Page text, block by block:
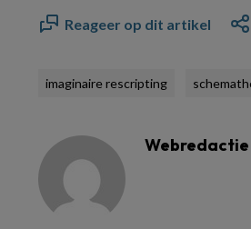
Reageer op dit artikel
imaginaire rescripting
Webredactie